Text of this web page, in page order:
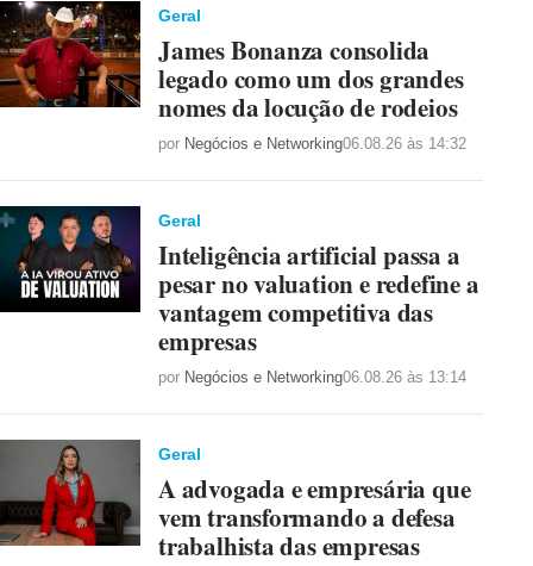
Geral
James Bonanza consolida
legado como um dos grandes
nomes da locução de rodeios
por Negócios e Networking06.08.26 às 14:32
Geral
Inteligência artificial passa a
pesar no valuation e redefine a
vantagem competitiva das
empresas
por Negócios e Networking06.08.26 às 13:14
Geral
A advogada e empresária que
vem transformando a defesa
trabalhista das empresas